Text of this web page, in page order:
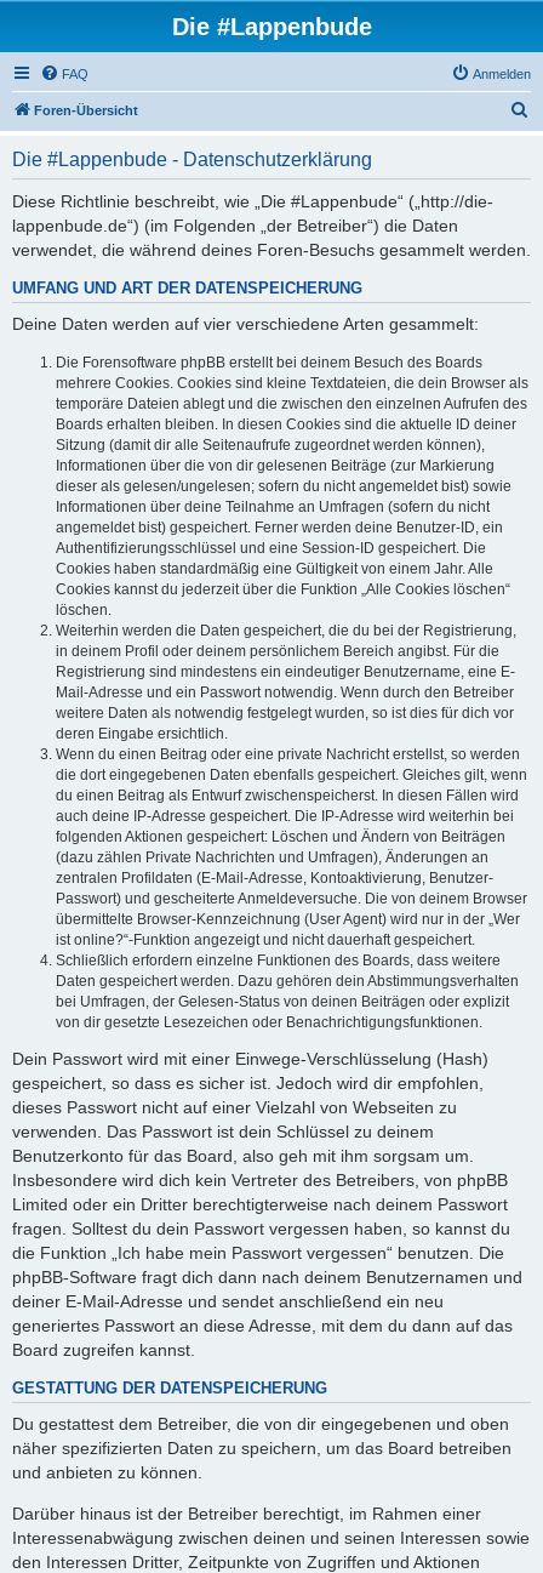
Die #Lappenbude
FAQ Anmelden
Foren-Übersicht
Die #Lappenbude - Datenschutzerklärung
Diese Richtlinie beschreibt, wie „Die #Lappenbude“ („http://die-
lappenbude.de“) (im Folgenden „der Betreiber“) die Daten
verwendet, die während deines Foren-Besuchs gesammelt werden.
UMFANG UND ART DER DATENSPEICHERUNG
Deine Daten werden auf vier verschiedene Arten gesammelt:
Die Forensoftware phpBB erstellt bei deinem Besuch des Boards
mehrere Cookies. Cookies sind kleine Textdateien, die dein Browser als
temporäre Dateien ablegt und die zwischen den einzelnen Aufrufen des
Boards erhalten bleiben. In diesen Cookies sind die aktuelle ID deiner
Sitzung (damit dir alle Seitenaufrufe zugeordnet werden können),
Informationen über die von dir gelesenen Beiträge (zur Markierung
dieser als gelesen/ungelesen; sofern du nicht angemeldet bist) sowie
Informationen über deine Teilnahme an Umfragen (sofern du nicht
angemeldet bist) gespeichert. Ferner werden deine Benutzer-ID, ein
Authentifizierungsschlüssel und eine Session-ID gespeichert. Die
Cookies haben standardmäßig eine Gültigkeit von einem Jahr. Alle
Cookies kannst du jederzeit über die Funktion „Alle Cookies löschen“
löschen.
Weiterhin werden die Daten gespeichert, die du bei der Registrierung,
in deinem Profil oder deinem persönlichem Bereich angibst. Für die
Registrierung sind mindestens ein eindeutiger Benutzername, eine E-
Mail-Adresse und ein Passwort notwendig. Wenn durch den Betreiber
weitere Daten als notwendig festgelegt wurden, so ist dies für dich vor
deren Eingabe ersichtlich.
Wenn du einen Beitrag oder eine private Nachricht erstellst, so werden
die dort eingegebenen Daten ebenfalls gespeichert. Gleiches gilt, wenn
du einen Beitrag als Entwurf zwischenspeicherst. In diesen Fällen wird
auch deine IP-Adresse gespeichert. Die IP-Adresse wird weiterhin bei
folgenden Aktionen gespeichert: Löschen und Ändern von Beiträgen
(dazu zählen Private Nachrichten und Umfragen), Änderungen an
zentralen Profildaten (E-Mail-Adresse, Kontoaktivierung, Benutzer-
Passwort) und gescheiterte Anmeldeversuche. Die von deinem Browser
übermittelte Browser-Kennzeichnung (User Agent) wird nur in der „Wer
ist online?“-Funktion angezeigt und nicht dauerhaft gespeichert.
Schließlich erfordern einzelne Funktionen des Boards, dass weitere
Daten gespeichert werden. Dazu gehören dein Abstimmungsverhalten
bei Umfragen, der Gelesen-Status von deinen Beiträgen oder explizit
von dir gesetzte Lesezeichen oder Benachrichtigungsfunktionen.
Dein Passwort wird mit einer Einwege-Verschlüsselung (Hash)
gespeichert, so dass es sicher ist. Jedoch wird dir empfohlen,
dieses Passwort nicht auf einer Vielzahl von Webseiten zu
verwenden. Das Passwort ist dein Schlüssel zu deinem
Benutzerkonto für das Board, also geh mit ihm sorgsam um.
Insbesondere wird dich kein Vertreter des Betreibers, von phpBB
Limited oder ein Dritter berechtigterweise nach deinem Passwort
fragen. Solltest du dein Passwort vergessen haben, so kannst du
die Funktion „Ich habe mein Passwort vergessen“ benutzen. Die
phpBB-Software fragt dich dann nach deinem Benutzernamen und
deiner E-Mail-Adresse und sendet anschließend ein neu
generiertes Passwort an diese Adresse, mit dem du dann auf das
Board zugreifen kannst.
GESTATTUNG DER DATENSPEICHERUNG
Du gestattest dem Betreiber, die von dir eingegebenen und oben
näher spezifizierten Daten zu speichern, um das Board betreiben
und anbieten zu können.
Darüber hinaus ist der Betreiber berechtigt, im Rahmen einer
Interessenabwägung zwischen deinen und seinen Interessen sowie
den Interessen Dritter, Zeitpunkte von Zugriffen und Aktionen